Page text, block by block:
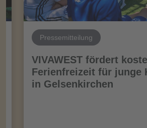
Pressemitteilung
VIVAWEST fördert
Ferienfreizeit für junge
in Gelsenkirchen